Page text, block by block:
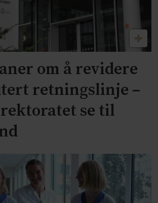
om å revidere
retningslinje –
se til